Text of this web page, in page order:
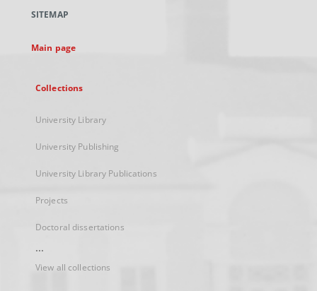
new
SITEMAP
Main page
Collections
University Library
University Publishing
University Library Publications
Projects
Doctoral dissertations
...
View all collections